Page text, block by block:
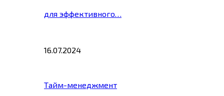
для эффективного…
16.07.2024
Тайм-менеджмент